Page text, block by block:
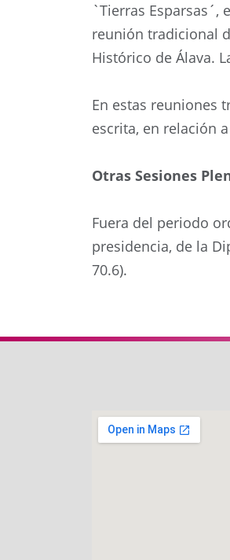
`Tierras Esparsas´,
reunión tradicional
Histórico de Álava.
En estas reuniones
escrita, en relación
Otras Sesiones
Fuera del periodo
presidencia, de la
70.6).